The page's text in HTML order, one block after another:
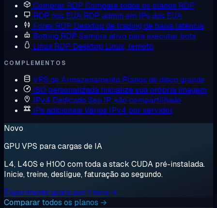
Comprar RDP Compare todos os planos RDP
RDP nos EUA RDP admin em IPs dos EUA
Forex RDP Desktop de trading de baixa latência
Botting RDP Sempre ativo para executar bots
Linux RDP Desktop Linux, remoto
COMPLEMENTOS
VPS de Armazenamento Planos de disco grande
ISO personalizada Inicialize sua própria imagem
IPv4 Dedicado Seu IP, não compartilhado
IPs adicionais Vários IPv4 por servidor
Novo
GPU VPS para cargas de IA
L4, L40S e H100 com toda a stack CUDA pré-instalada.
Inicie, treine, desligue, faturação ao segundo.
Experimente grátis por 1 hora →
Comparar todos os planos →